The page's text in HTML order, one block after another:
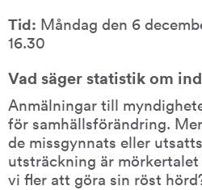
Tid: Måndag den 6
16.30
Vad säger statistik om
Anmälningar till
för samhällsförändring.
de missgynnats eller
utsträckning är
vi fler att göra sin röst